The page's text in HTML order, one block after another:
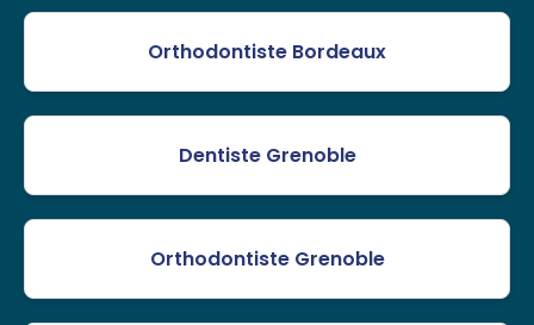
Orthodontiste Bordeaux
Dentiste Grenoble
Orthodontiste Grenoble